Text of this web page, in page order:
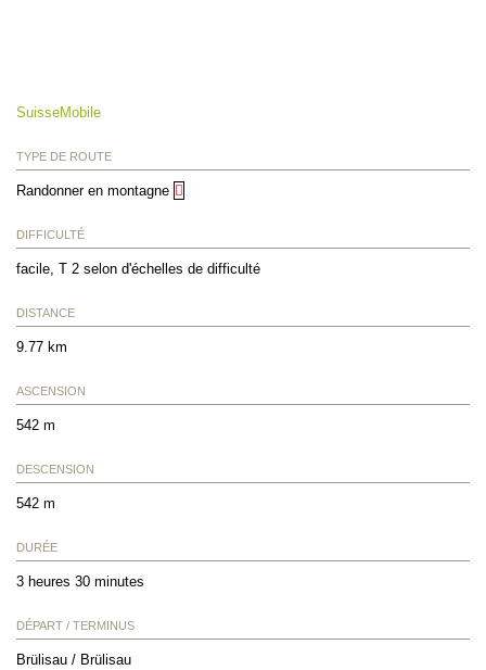
SuisseMobile
TYPE DE ROUTE
Randonner en montagne
DIFFICULTÉ
facile, T 2 selon d'échelles de difficulté
DISTANCE
9.77 km
ASCENSION
542 m
DESCENSION
542 m
DURÉE
3 heures 30 minutes
DÉPART / TERMINUS
Brülisau / Brülisau